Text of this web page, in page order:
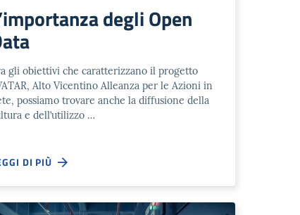
degli Open
gli obiettivi che caratterizzano il progetto
Alto Vicentino Alleanza per le Azioni in
possiamo trovare anche la diffusione della
e dell’utilizzo …
DI PIÙ